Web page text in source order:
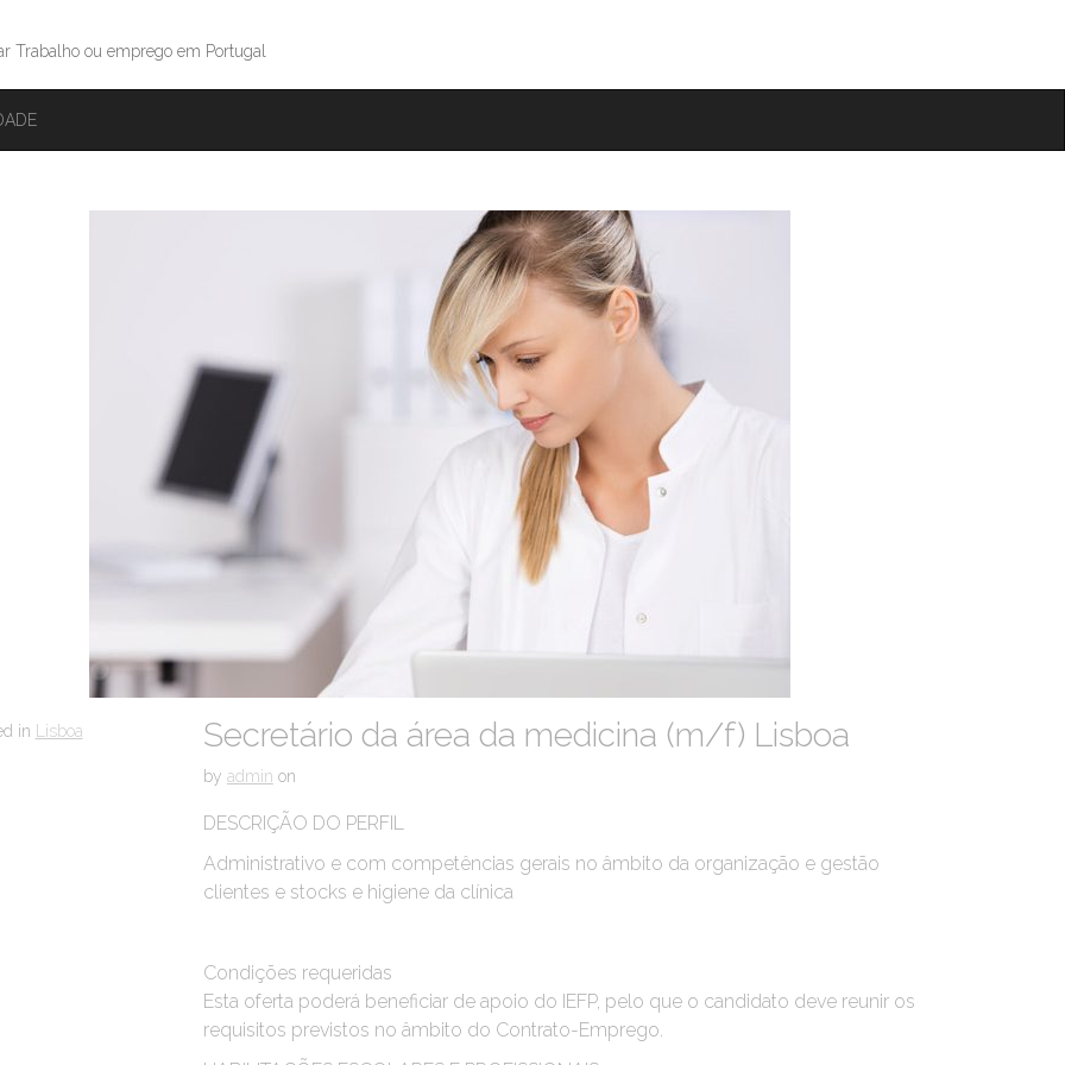
Trabalho ou emprego em Portugal
in Lisboa Secretário da área da medicina (m/f) Lisboa
by admin on
DESCRIÇÃO DO PERFIL
Administrativo e com competências gerais no âmbito da organização e gestão
clientes e stocks e higiene da clínica
Condições requeridas
Esta oferta poderá beneficiar de apoio do IEFP, pelo que o candidato deve reunir os
requisitos previstos no âmbito do Contrato-Emprego.